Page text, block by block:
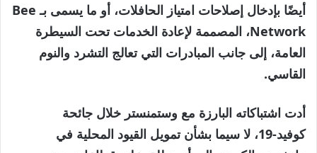
أيضًا بإدخال إصلاحات امتياز الحافلات، أو ما يسمى بـ Bee
Network، المصممة لإعادة الخدمات تحت السيطرة
العامة، إلى جانب المبادرات التي تعالج التشرد والنوم
القاسي.
أدت اشتباكاته البارزة مع وستمنستر خلال جائحة
كوفيد-19، لا سيما بشأن تمويل القيود المحلية في